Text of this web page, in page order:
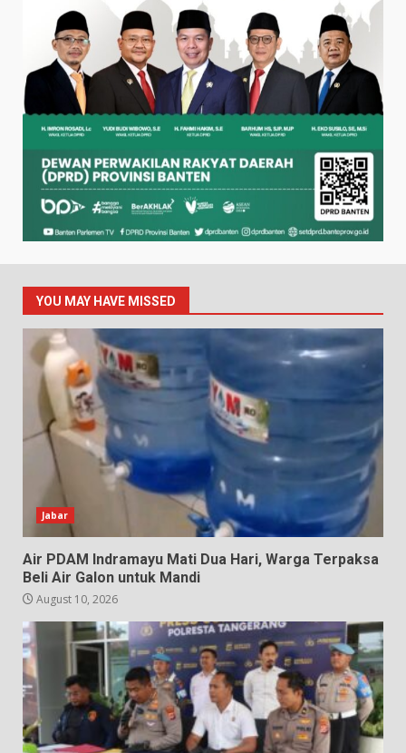
YOU MAY HAVE MISSED
Jabar
Air PDAM Indramayu Mati Dua Hari, Warga Terpaksa
Beli Air Galon untuk Mandi
August 10, 2026